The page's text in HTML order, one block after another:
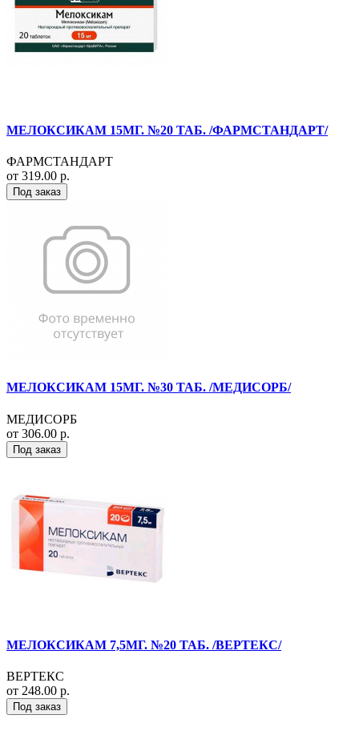
МЕЛОКСИКАМ 15МГ. №20 ТАБ. /ФАРМСТАНДАРТ/
ФАРМСТАНДАРТ
от 319.00 р.
Под заказ
МЕЛОКСИКАМ 15МГ. №30 ТАБ. /МЕДИСОРБ/
МЕДИСОРБ
от 306.00 р.
Под заказ
МЕЛОКСИКАМ 7,5МГ. №20 ТАБ. /ВЕРТЕКС/
ВЕРТЕКС
от 248.00 р.
Под заказ